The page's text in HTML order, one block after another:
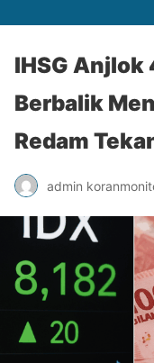
IHSG Anjlok
Berbalik
Redam
admin